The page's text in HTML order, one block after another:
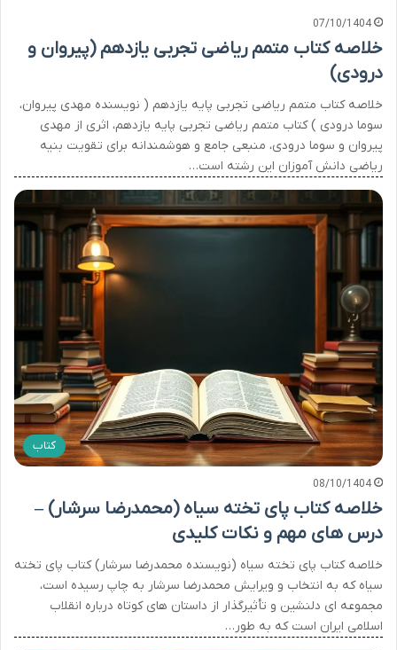
07/10/1404
خلاصه کتاب متمم ریاضی تجربی یازدهم (پیروان و
درودی)
خلاصه کتاب متمم ریاضی تجربی پایه یازدهم ( نویسنده مهدی پیروان،
سوما درودی ) کتاب متمم ریاضی تجربی پایه یازدهم، اثری از مهدی
پیروان و سوما درودی، منبعی جامع و هوشمندانه برای تقویت بنیه
ریاضی دانش آموزان این رشته است…
کتاب
08/10/1404
خلاصه کتاب پای تخته سیاه (محمدرضا سرشار) –
درس های مهم و نکات کلیدی
خلاصه کتاب پای تخته سیاه (نویسنده محمدرضا سرشار) کتاب پای تخته
سیاه که به انتخاب و ویرایش محمدرضا سرشار به چاپ رسیده است،
مجموعه ای دلنشین و تأثیرگذار از داستان های کوتاه درباره انقلاب
اسلامی ایران است که به طور…